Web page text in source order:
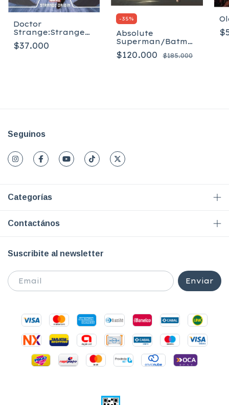
Doctor
Strange:Strange
Origi
$37.000
-35%
Absolute
Superman/Batman
Vol. 1 - Tapa dura
$120.000 $185.000
Seguinos
Categorías
Contactános
Suscribite al newsletter